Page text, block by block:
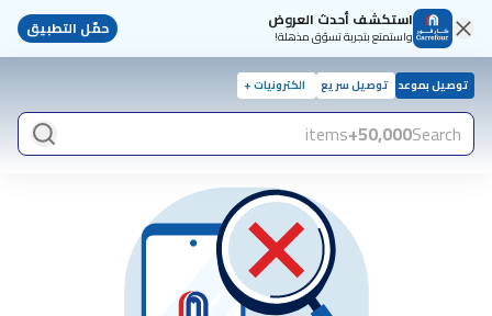
استكشف أحدث العروض
واستمتع بتجربة تسوّق مذهلة! حمّل التطبيق
توصيل بموعد توصيل سريع الكترونيات +
Search
50,000+
items